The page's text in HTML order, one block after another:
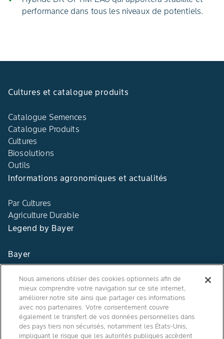
performance dans tous les niveaux de potentiels.
Cultures et catalogue produits
Catalogue Semences
Catalogue Produits
Cultures
Biosolutions
Outils
Informations agronomiques et actualités
Par Cultures
Agriculture Durable
Legend by Bayer
Bayer
Contact
Qui sommes nous ?
Nous aimerions utiliser des cookies optionnels afin de
mieux comprendre votre navigation sur ce site internet,
améliorer notre site ainsi que partager ces informations
avec nos partenaires. Votre consentement couvre
également le transfert de vos données personnelles dans
des pays tiers non sécurisés, notamment les États-Unis,
impliquant le risque que les autorités publiques accèdent